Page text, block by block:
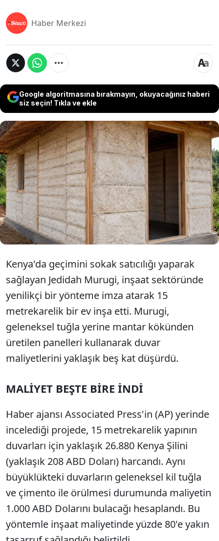
Haber Merkezi
Google algoritmasına bırakmayın, okuyacağınız haberi
siz seçin! Tıkla ve ekle
Kenya’da bir sokak satıcısı, geleneksel tuğla
ve çimento yerine mantar kökünden
üretilen paneller kullanarak 15
metrekarelik ev inşa etti. Maliyeti beşte
birine düştü...
Kenya'da geçimini sokak satıcılığı yaparak
sağlayan Jedidah Murugi, inşaat sektöründe
yenilikçi bir yönteme imza atarak 15
metrekarelik bir ev inşa etti. Murugi,
geleneksel tuğla yerine mantar kökünden
üretilen panelleri kullanarak duvar
maliyetlerini yaklaşık beş kat düşürdü.
MALİYET BEŞTE BİRE İNDİ
Haber ajansı Associated Press'in (AP) yerinde
incelediği projede, 15 metrekarelik yapının
duvarları için yaklaşık 26.880 Kenya Şilini
(yaklaşık 208 ABD Doları) harcandı. Aynı
büyüklükteki duvarların geleneksel kil tuğla
ve çimento ile örülmesi durumunda maliyetin
1.000 ABD Dolarını bulacağı hesaplandı. Bu
yöntemle inşaat maliyetinde yüzde 80'e yakın